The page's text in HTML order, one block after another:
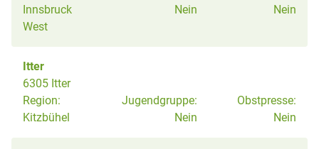
Innsbruck
West
Nein
Nein
Itter
6305 Itter
Region:
Kitzbühel
Jugendgruppe:
Nein
Obstpresse:
Nein